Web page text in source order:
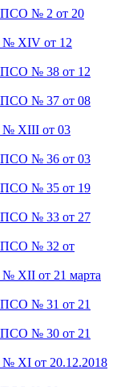
№ 2 от 20
№ XIV от 12
№ 38 от 12
№ 37 от 08
№ XIII от 03
№ 36 от 03
№ 35 от 19
№ 33 от 27
№ 32 от
XII от 21 марта
№ 31 от 21
№ 30 от 21
XI от 20.12.2018